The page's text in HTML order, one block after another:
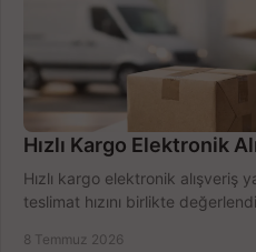
Hızlı Kargo Elektronik
Hızlı kargo elektronik
teslimat hızını birlikte
8 Temmuz 2026